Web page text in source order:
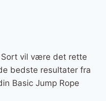
Sort vil være det rette
bedste resultater fra
Basic Jump Rope